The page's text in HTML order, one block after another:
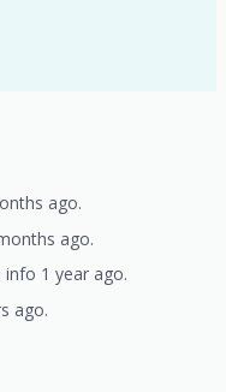
ago.
ago.
1 year ago.
ago.